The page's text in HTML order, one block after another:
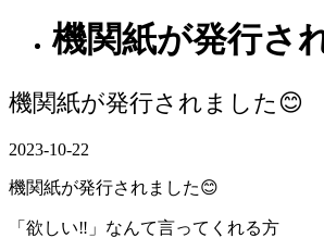
機関紙が発行さ
機関紙が発行されました😊
2023-10-22
機関紙が発行されました😊
「欲しい‼️」なんて言ってくれる方